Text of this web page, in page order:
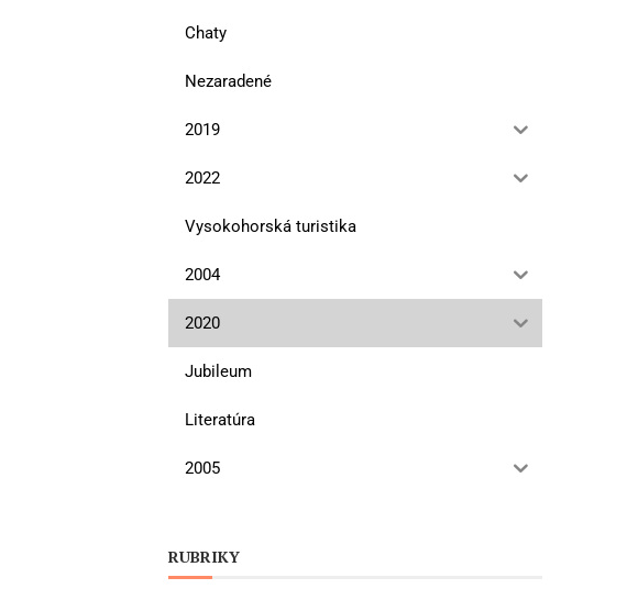
Chaty
Nezaradené
2019
2022
Vysokohorská turistika
2004
2020
Jubileum
Literatúra
2005
RUBRIKY